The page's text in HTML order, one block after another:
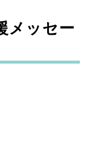
メッセー